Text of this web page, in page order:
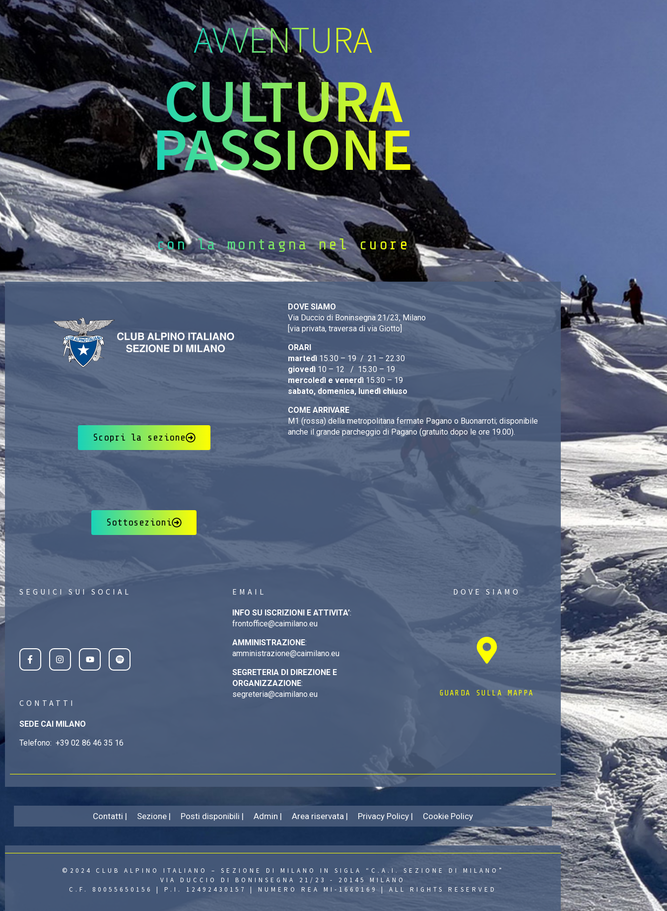
AVVENTURA
CULTURA
PASSIONE
con la montagna nel cuore
Scopri la sezione
Sottosezioni
DOVE SIAMO
Via Duccio di Boninsegna 21/23, Milano
[via privata, traversa di via Giotto]
ORARI
martedì 15.30 – 19 / 21 – 22.30
giovedì 10 – 12 / 15.30 – 19
mercoledì e venerdì 15.30 – 19
sabato, domenica, lunedì chiuso
COME ARRIVARE
M1 (rossa) della metropolitana fermate Pagano o Buonarroti; disponibile
anche il grande parcheggio di Pagano (gratuito dopo le ore 19.00).
SEGUICI SUI SOCIAL
CONTATTI
SEDE CAI MILANO
Telefono: +39 02 86 46 35 16
EMAIL
INFO SU ISCRIZIONI E ATTIVITA’:
frontoffice@caimilano.eu
AMMINISTRAZIONE:
amministrazione@caimilano.eu
SEGRETERIA DI DIREZIONE E
ORGANIZZAZIONE:
segreteria@caimilano.eu
DOVE SIAMO
GUARDA SULLA MAPPA
Contatti | Sezione | Posti disponibili | Admin | Area riservata | Privacy Policy | Cookie Policy
©2024 CLUB ALPINO ITALIANO – SEZIONE DI MILANO IN SIGLA “C.A.I. SEZIONE DI MILANO”
VIA DUCCIO DI BONINSEGNA 21/23 - 20145 MILANO
C.F. 80055650156 | P.I. 12492430157 | NUMERO REA MI-1660169 | ALL RIGHTS RESERVED